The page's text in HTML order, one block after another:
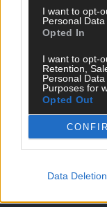
I want to opt-
Personal Data
Opted In
I want to opt-
Retention,
Personal
Purposes for
Opted Out
Data Deletion
SCHNELL ZUM
Nachrichten
Wirtschaft
Ratgeber
Wissen
Kommentar
Streams & Storys
Eurovision
FLASH – DAS